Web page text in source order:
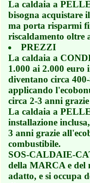
La caldaia a
bisogna acquistare
ma porta risparmi
riscaldamento oltre
PREZZI
La caldaia a
1.000 ai 2.000 euro
diventano circa
applicando
circa 2-3 anni
La caldaia a
installazione
3 anni grazie
combustibile.
SOS-CALDAIE-
della MARCA e
adatto, e si occupa